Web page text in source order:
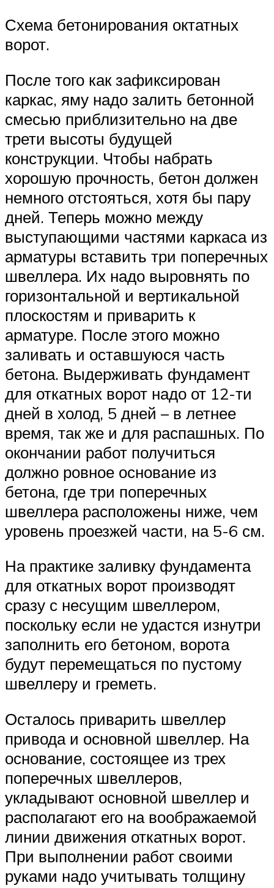
Схема бетонирования октатных
ворот.
После того как зафиксирован
каркас, яму надо залить бетонной
смесью приблизительно на две
трети высоты будущей
конструкции. Чтобы набрать
хорошую прочность, бетон должен
немного отстояться, хотя бы пару
дней. Теперь можно между
выступающими частями каркаса из
арматуры вставить три поперечных
швеллера. Их надо выровнять по
горизонтальной и вертикальной
плоскостям и приварить к
арматуре. После этого можно
заливать и оставшуюся часть
бетона. Выдерживать фундамент
для откатных ворот надо от 12-ти
дней в холод, 5 дней – в летнее
время, так же и для распашных. По
окончании работ получиться
должно ровное основание из
бетона, где три поперечных
швеллера расположены ниже, чем
уровень проезжей части, на 5-6 см.
На практике заливку фундамента
для откатных ворот производят
сразу с несущим швеллером,
поскольку если не удастся изнутри
заполнить его бетоном, ворота
будут перемещаться по пустому
швеллеру и греметь.
Осталось приварить швеллер
привода и основной швеллер. На
основание, состоящее из трех
поперечных швеллеров,
укладывают основной швеллер и
располагают его на воображаемой
линии движения откатных ворот.
При выполнении работ своими
руками надо учитывать толщину